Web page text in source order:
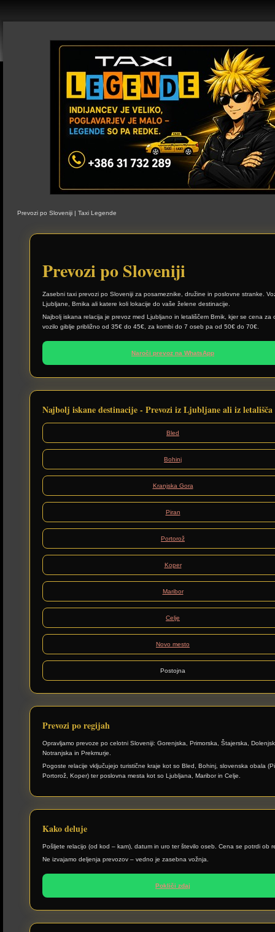
Prevozi po Sloveniji | Taxi Legende
Prevozi po Sloveniji
Zasebni taxi prevozi po Sloveniji za posameznike, družine in poslovne stranke.
Ljubljane, Brnika ali katere koli lokacije do vaše želene destinacije.
Najbolj iskana relacija je prevoz med Ljubljano in letališčem Brnik, kjer se cena za
vozilo giblje približno od 35€ do 45€, za kombi do 7 oseb pa od 50€ do 70€.
Naroči prevoz na WhatsApp
Najbolj iskane destinacije - Prevozi iz Ljubljane ali iz
Bled
Bohinj
Kranjska Gora
Piran
Portorož
Koper
Maribor
Celje
Novo mesto
Postojna
Prevozi po regijah
Opravljamo prevoze po celotni Sloveniji: Gorenjska, Primorska, Štajerska,
Notranjska in Prekmurje.
Pogoste relacije vključujejo turistične kraje kot so Bled, Bohinj, slovenska obala
Portorož, Koper) ter poslovna mesta kot so Ljubljana, Maribor in Celje.
Kako deluje
Pošljete relacijo (od kod – kam), datum in uro ter število oseb. Cena se potrdi ob
Ne izvajamo deljenja prevozov – vedno je zasebna vožnja.
Pokliči zdaj